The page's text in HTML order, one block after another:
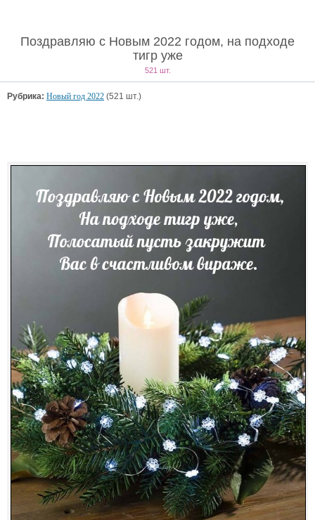
Поздравляю с Новым 2022 годом, на подходе
тигр уже
521 шт.
Рубрика: Новый год 2022 (521 шт.)